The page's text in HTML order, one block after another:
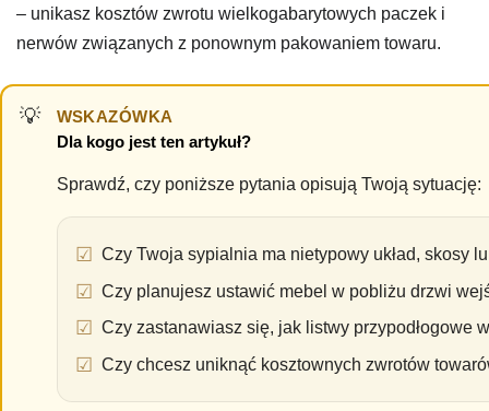
– unikasz kosztów zwrotu wielkogabarytowych paczek i
nerwów związanych z ponownym pakowaniem towaru.
WSKAZÓWKA
Dla kogo jest ten artykuł?
Sprawdź, czy poniższe pytania opisują Twoją sytuację:
Czy Twoja sypialnia ma nietypowy układ, skosy
Czy planujesz ustawić mebel w pobliżu drzwi
Czy zastanawiasz się, jak listwy przypodłogowe
Czy chcesz uniknąć kosztownych zwrotów